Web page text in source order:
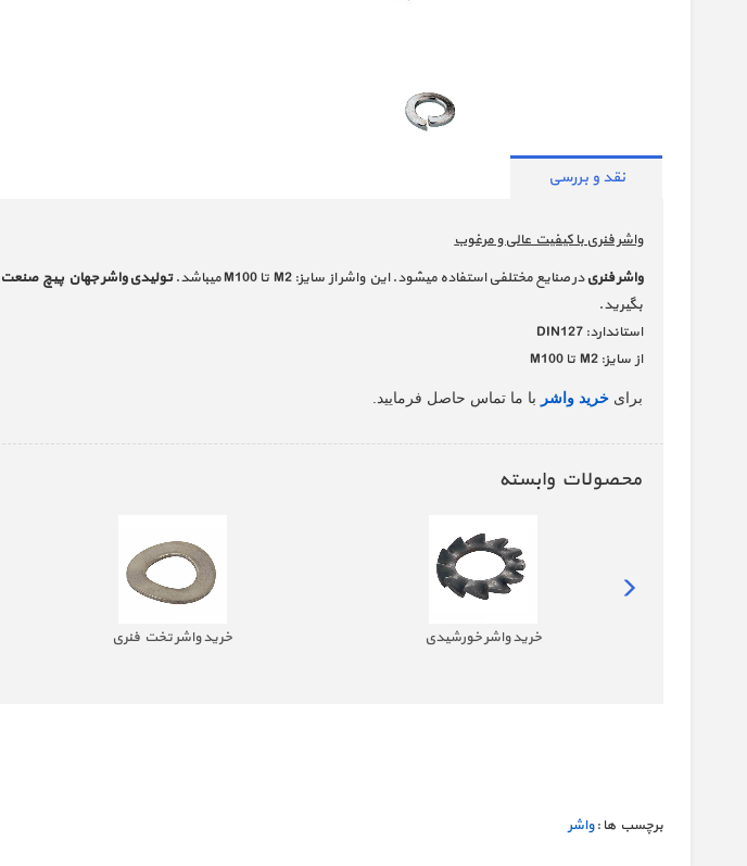
نقد و بررسی
واشر فنری با کیفیت عالی و مرغوب
واشر فنریدر صنایع مختلفی استفاده میشود. این واشر از سایز: M2 تا M100 میباشد. تولیدی واشر جهان پیچ صنعت
بگیرید.
استاندارد: DIN127
از سایز: M2 تا M100
برای خرید واشر با ما تماس حاصل فرمایید.
محصولات وابسته
خرید واشر تخت فنری خرید واشر خورشیدی
برچسب ها :واشر